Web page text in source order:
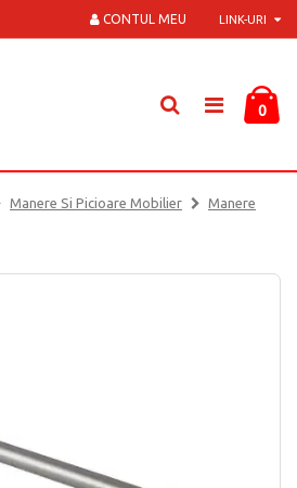
LINK-URI
CONTUL MEU
0
Manere Si Picioare Mobilier
Manere